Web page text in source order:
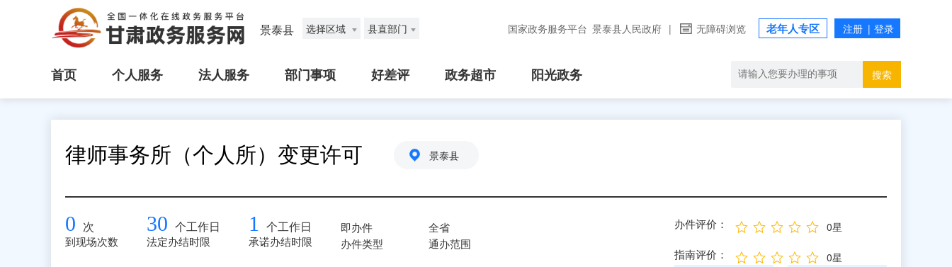
景泰县 选择区域 县直部门 国家政务服务平台 景泰县人民政府 | 无障碍浏览 老年人专区
首页 个人服务 法人服务 部门事项 好差评 政务超市 阳光政务 搜索
律师事务所（个人所）变更许可 景泰县
0 次
到现场次数
30 个工作日
法定办结时限
1 个工作日
承诺办结时限
即办件
办件类型
全省
通办范围
办件评价： 0星
指南评价： 0星